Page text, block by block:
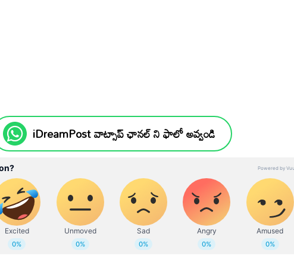
iDreamPost వాట్సాప్ ఛానల్ ని ఫాలో అవ్వండి